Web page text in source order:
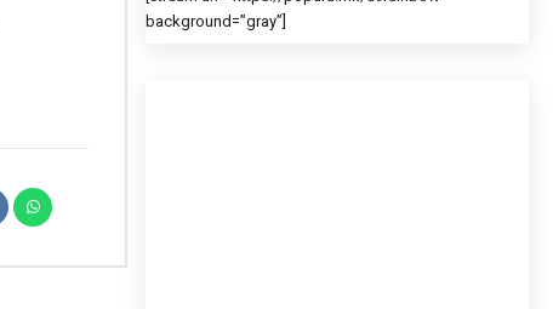
background=”gray”]